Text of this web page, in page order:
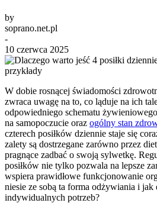
by
soprano.net.pl
-
10 czerwca 2025
W dobie rosnącej świadomości
zwraca uwagę na to, co ląduje na ich
odpowiedniego schematu
na samopoczucie oraz ogólny stan
czterech posiłków dziennie staje się
zalety są dostrzegane zarówno przez
pragnące zadbać o swoją sylwetkę.
posiłków nie tylko pozwala na lepsze
wspiera prawidłowe funkcjonowanie
niesie ze sobą ta forma odżywiania i jak
indywidualnych potrzeb?